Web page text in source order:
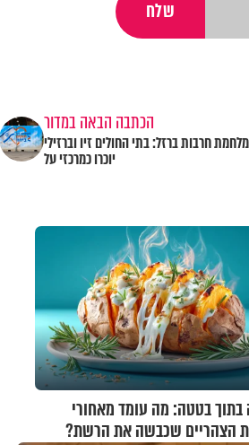
הכתבה הבאה במדור
חרבות ברזל: בתי החולים זיו וברזילי
יוכרו כמרכזי על
בתוך בטטה: מה עומד מאחורי
הצהריים שכבשה את הרשת?